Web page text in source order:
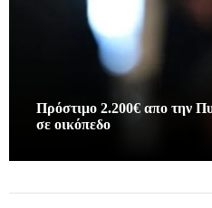
Πρόστιμο 2.200€ απο την
σε οικόπεδο